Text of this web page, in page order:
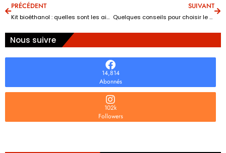
PRÉCÉDENT
Kit bioéthanol : quelles sont les aides ?
SUIVANT
Quelques conseils pour choisir le type de peinture selon la carrosserie de sa moto ou voiture
Nous suivre
14,814
Abonnés
102k
Followers